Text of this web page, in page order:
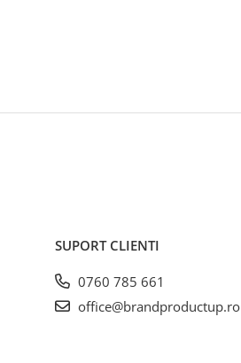
SUPORT CLIENTI
0760 785 661
office@brandproductup.ro